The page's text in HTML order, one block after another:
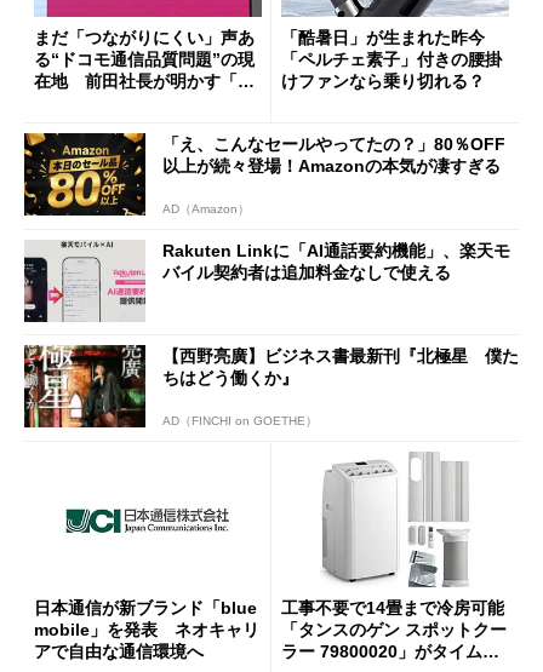
まだ「つながりにくい」声あ
る“ドコモ通信品質問題”の現
在地 前田社長が明かす「道
「酷暑日」が生まれた昨今
「ペルチェ素子」付きの腰掛
けファンなら乗り切れる？
「え、こんなセールやってたの？」80％OFF
以上が続々登場！Amazonの本気が凄すぎる
AD（Amazon）
Rakuten Linkに「AI通話要約機能」、楽天モ
バイル契約者は追加料金なしで使える
【西野亮廣】ビジネス書最新刊『北極星 僕た
ちはどう働くか』
AD（FINCHI on GOETHE）
日本通信が新ブランド「blue
mobile」を発表 ネオキャリ
アで自由な通信環境へ
工事不要で14畳まで冷房可能
「タンスのゲン スポットクー
ラー 79800020」がタイムセ